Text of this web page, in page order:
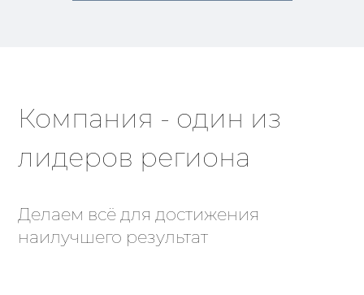
Компания - один из
лидеров региона
Делаем всё для достижения
наилучшего результат